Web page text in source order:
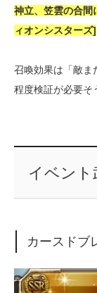
神立、笠雲の合間
ィオンシスターズ]
召喚効果は「敵ま
程度検証が必要そ
イベント
カースドブ